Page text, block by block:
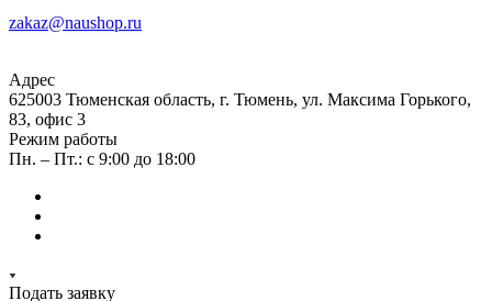
zakaz@naushop.ru
Адрес
625003 Тюменская область, г. Тюмень, ул. Максима Горького,
83, офис 3
Режим работы
Пн. – Пт.: с 9:00 до 18:00
Подать заявку